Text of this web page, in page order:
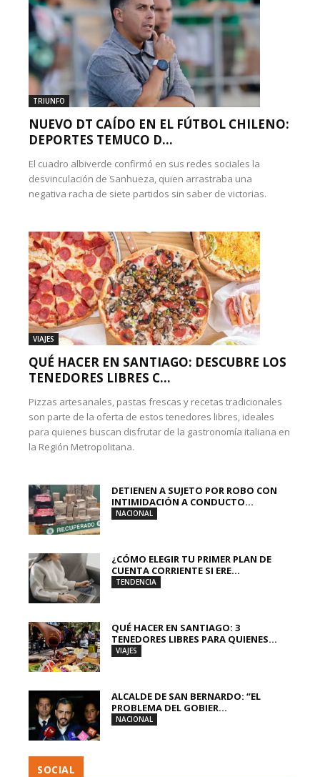
TRIUNFO
NUEVO DT CAÍDO EN EL FÚTBOL CHILENO:
DEPORTES TEMUCO D...
El cuadro albiverde confirmó en sus redes sociales la
desvinculación de Sanhueza, quien arrastraba una
negativa racha de siete partidos sin saber de victorias.
VIAJES
QUÉ HACER EN SANTIAGO: DESCUBRE LOS
TENEDORES LIBRES C...
Pizzas artesanales, pastas frescas y recetas tradicionales
son parte de la oferta de estos tenedores libres, ideales
para quienes buscan disfrutar de la gastronomía italiana en
la Región Metropolitana.
DETIENEN A SUJETO POR ROBO CON
INTIMIDACIÓN A CONDUCTO...
NACIONAL
¿CÓMO ELEGIR TU PRIMER PLAN DE
CUENTA CORRIENTE SI ERE...
TENDENCIA
QUÉ HACER EN SANTIAGO: 3
TENEDORES LIBRES PARA QUIENES...
VIAJES
ALCALDE DE SAN BERNARDO: “EL
PROBLEMA DEL GOBIER...
NACIONAL
SOCIAL